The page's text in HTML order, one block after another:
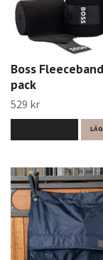
Boss
pack
529 kr